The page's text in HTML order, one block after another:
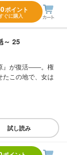
ポイント
ぐに購入
～ 25
』が復活――。権
たこの地で、女は
試し読み